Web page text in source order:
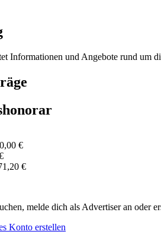
Informationen und Angebote rund um
€
€
melde dich als Advertiser an oder
Konto erstellen